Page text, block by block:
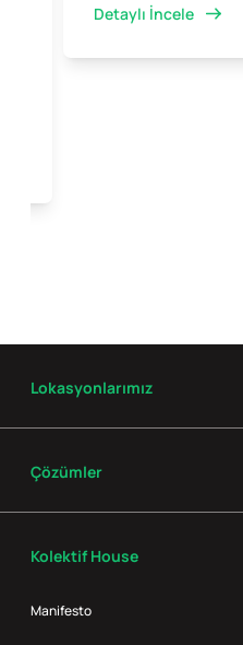
Detaylı İncele
Kolektif House
Manifesto
Lokasyonlarımız
Çözümler